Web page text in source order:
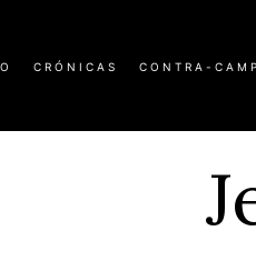
CRÓNICAS CONTRA-